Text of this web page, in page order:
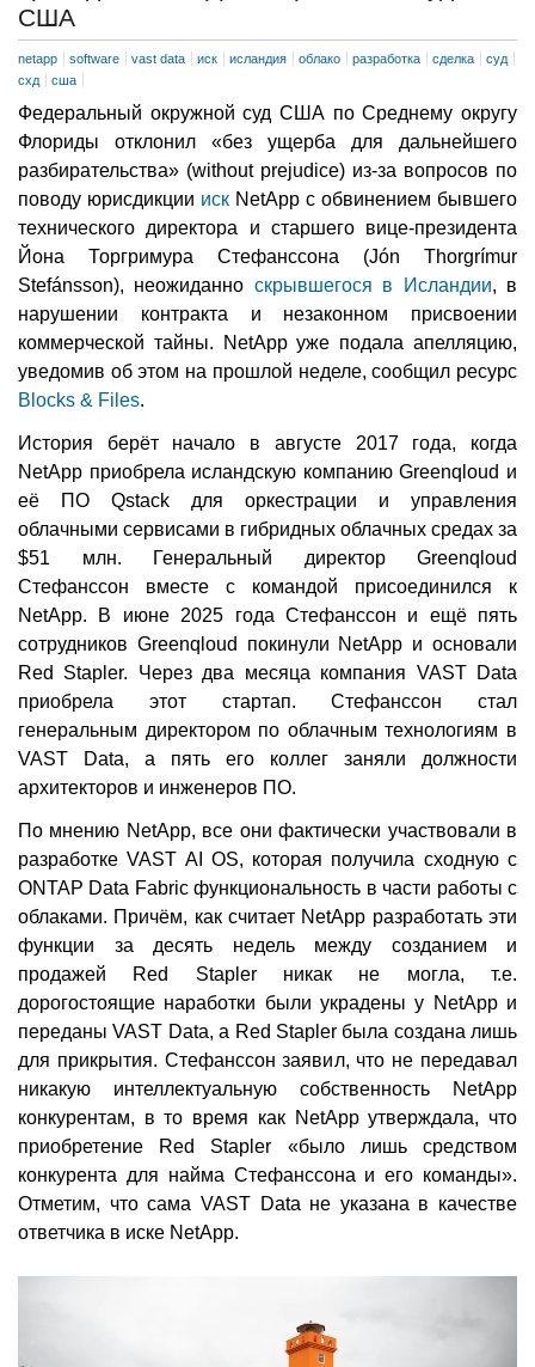
США
netapp software vast data иск исландия облако разработка сделка
суд
схд
сша
Федеральный окружной суд США по Среднему округу
Флориды отклонил «без ущерба для дальнейшего
разбирательства» (without prejudice) из-за вопросов по
поводу юрисдикции иск NetApp с обвинением бывшего
технического директора и старшего вице-президента
Йона Торгримура Стефанссона (Jón Thorgrímur
Stefánsson), неожиданно скрывшегося в Исландии, в
нарушении контракта и незаконном присвоении
коммерческой тайны. NetApp уже подала апелляцию,
уведомив об этом на прошлой неделе, сообщил ресурс
Blocks & Files.
История берёт начало в августе 2017 года, когда
NetApp приобрела исландскую компанию Greenqloud и
её ПО Qstack для оркестрации и управления
облачными сервисами в гибридных облачных средах за
$51 млн. Генеральный директор Greenqloud
Стефанссон вместе с командой присоединился к
NetApp. В июне 2025 года Стефанссон и ещё пять
сотрудников Greenqloud покинули NetApp и основали
Red Stapler. Через два месяца компания VAST Data
приобрела этот стартап. Стефанссон стал
генеральным директором по облачным технологиям в
VAST Data, а пять его коллег заняли должности
архитекторов и инженеров ПО.
По мнению NetApp, все они фактически участвовали в
разработке VAST AI OS, которая получила сходную с
ONTAP Data Fabric функциональность в части работы с
облаками. Причём, как считает NetApp разработать эти
функции за десять недель между созданием и
продажей Red Stapler никак не могла, т.е.
дорогостоящие наработки были украдены у NetApp и
переданы VAST Data, а Red Stapler была создана лишь
для прикрытия. Стефанссон заявил, что не передавал
никакую интеллектуальную собственность NetApp
конкурентам, в то время как NetApp утверждала, что
приобретение Red Stapler «было лишь средством
конкурента для найма Стефанссона и его команды».
Отметим, что сама VAST Data не указана в качестве
ответчика в иске NetApp.